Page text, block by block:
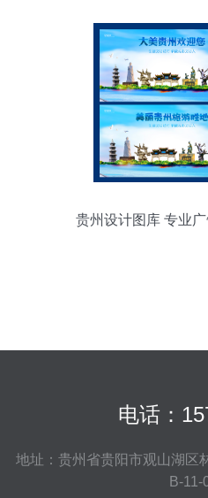
贵州设计图库 专业
电话：
地址：贵州省贵阳市观山湖区
B-11-